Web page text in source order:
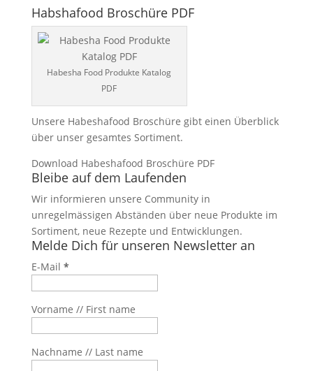
Habshafood Broschüre PDF
Habesha Food Produkte Katalog
PDF
Unsere Habeshafood Broschüre gibt einen Überblick
über unser gesamtes Sortiment.
Download Habeshafood Broschüre PDF
Bleibe auf dem Laufenden
Wir informieren unsere Community in
unregelmässigen Abständen über neue Produkte im
Sortiment, neue Rezepte und Entwicklungen.
Melde Dich für unseren Newsletter an
E-Mail *
Vorname // First name
Nachname // Last name